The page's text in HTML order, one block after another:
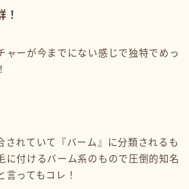
！
ャーが今までにない感じで独特でめっ
されていて『バーム』に分類されるも
に付けるバーム系のもので圧倒的知名
言ってもコレ！